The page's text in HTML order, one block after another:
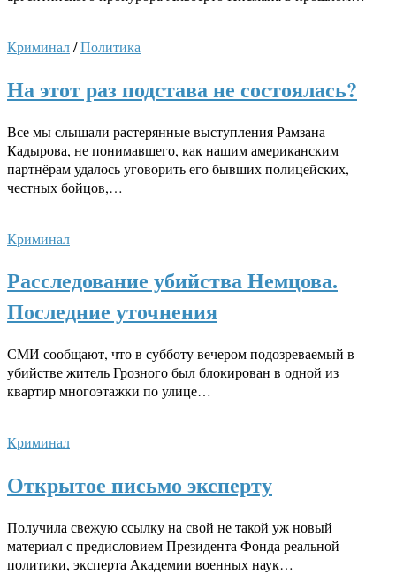
Криминал/Политика
На этот раз подстава не состоялась?
Все мы слышали растерянные выступления Рамзана
Кадырова, не понимавшего, как нашим американским
партнёрам удалось уговорить его бывших полицейских,
честных бойцов,…
Криминал
Расследование убийства Немцова.
Последние уточнения
СМИ сообщают, что в субботу вечером подозреваемый в
убийстве житель Грозного был блокирован в одной из
квартир многоэтажки по улице…
Криминал
Открытое письмо эксперту
Получила свежую ссылку на свой не такой уж новый
материал с предисловием Президента Фонда реальной
политики, эксперта Академии военных наук…